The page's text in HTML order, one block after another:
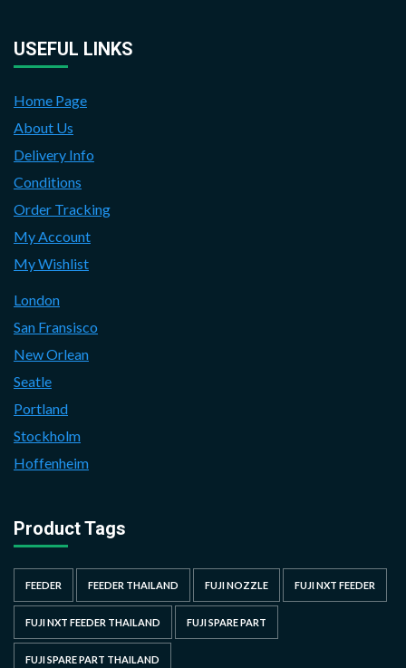
USEFUL LINKS
Home Page
About Us
Delivery Info
Conditions
Order Tracking
My Account
My Wishlist
London
San Fransisco
New Orlean
Seatle
Portland
Stockholm
Hoffenheim
Product Tags
FEEDER FEEDER THAILAND FUJI NOZZLE FUJI NXT FEEDER
FUJI NXT FEEDER THAILAND FUJI SPARE PART
FUJI SPARE PART THAILAND